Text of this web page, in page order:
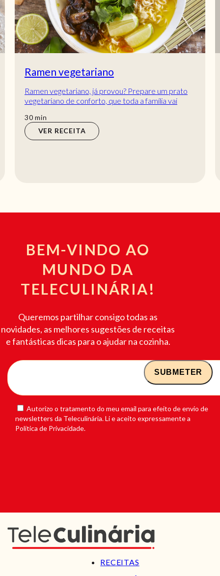
Ramen vegetariano
Ramen vegetariano, já provou? Prepare um prato
vegetariano de conforto, que toda a família vai
30min
min
VER RECEITA
BEM-VINDO AO
MUNDO DA
TELECULINÁRIA!
Queremos partilhar consigo todas as
novidades, as melhores sugestões de receitas
e fantásticas dicas para o ajudar na cozinha.
Autorizo o tratamento do meu email para efeito de envio de
newsletters da Teleculinária. Li e aceito expressamente a
Política de Privacidade.
RECEITAS